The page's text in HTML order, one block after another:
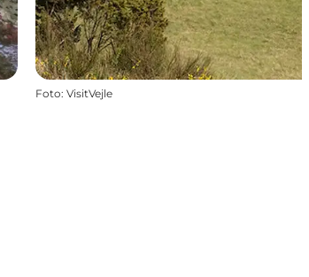
Foto: VisitVejle